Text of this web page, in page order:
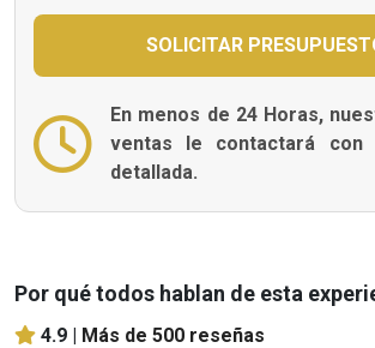
En menos de 24 Horas,
ventas le contactará con
detallada.
Por qué todos hablan de esta
4.9 | Más de 500 reseñas